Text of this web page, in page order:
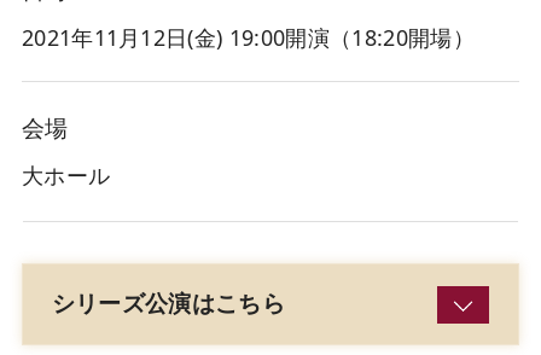
2021年11月12日(金) 19:00開演（18:20開場）
会場
大ホール
シリーズ公演はこちら